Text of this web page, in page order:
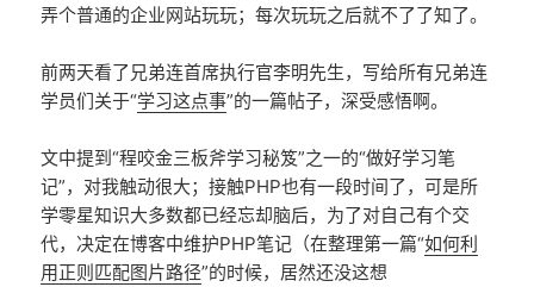
弄个普通的企业网站玩玩；每次玩玩之后就不了了知了。
前两天看了兄弟连首席执行官李明先生，写给所有兄弟连
学员们关于“学习这点事”的一篇帖子，深受感悟啊。
文中提到“程咬金三板斧学习秘笈”之一的“做好学习笔
记”，对我触动很大；接触PHP也有一段时间了，可是所
学零星知识大多数都已经忘却脑后，为了对自己有个交
代，决定在博客中维护PHP笔记（在整理第一篇“如何利
用正则匹配图片路径”的时候，居然还没这想